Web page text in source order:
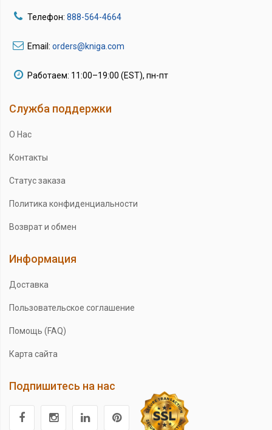
Телефон: 888-564-4664
Email: orders@kniga.com
Работаем: 11:00–19:00 (EST), пн-пт
Служба поддержки
О Нас
Контакты
Статус заказа
Политика конфиденциальности
Возврат и обмен
Информация
Доставка
Пользовательское соглашение
Помощь (FAQ)
Карта сайта
Подпишитесь на нас